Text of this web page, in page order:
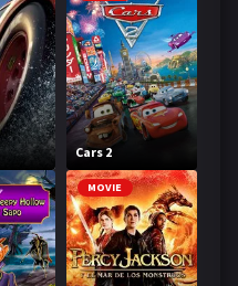
Cars 2
MOVIE